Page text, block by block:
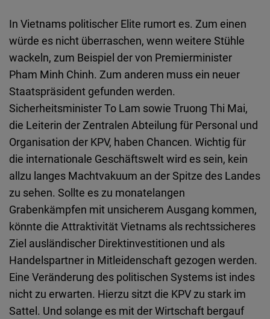
In Vietnams politischer Elite rumort es. Zum einen
würde es nicht überraschen, wenn weitere Stühle
wackeln, zum Beispiel der von Premierminister
Pham Minh Chinh. Zum anderen muss ein neuer
Staatspräsident gefunden werden.
Sicherheitsminister To Lam sowie Truong Thi Mai,
die Leiterin der Zentralen Abteilung für Personal und
Organisation der KPV, haben Chancen. Wichtig für
die internationale Geschäftswelt wird es sein, kein
allzu langes Machtvakuum an der Spitze des Landes
zu sehen. Sollte es zu monatelangen
Grabenkämpfen mit unsicherem Ausgang kommen,
könnte die Attraktivität Vietnams als rechtssicheres
Ziel ausländischer Direktinvestitionen und als
Handelspartner in Mitleidenschaft gezogen werden.
Eine Veränderung des politischen Systems ist indes
nicht zu erwarten. Hierzu sitzt die KPV zu stark im
Sattel. Und solange es mit der Wirtschaft bergauf